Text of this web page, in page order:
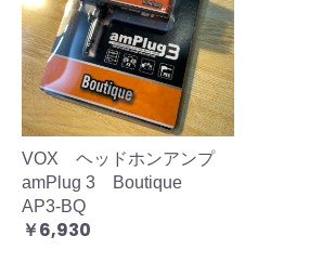
VOX ヘッドホンアンプ
amPlug 3 Boutique
AP3-BQ
￥6,930